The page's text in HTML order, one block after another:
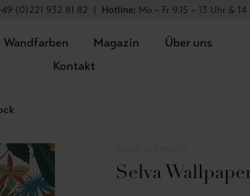
(0)221 932 81 82 | Hotline: Mo – Fr 9.15 – 13 Uhr & 14
Wandfarben Magazin
Über uns
Kontakt
Selva